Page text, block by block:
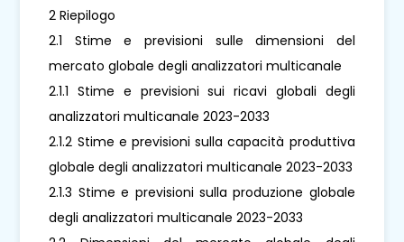
2 Riepilogo
2.1 Stime e previsioni sulle dimensioni del
mercato globale degli analizzatori multicanale
2.1.1 Stime e previsioni sui ricavi globali degli
analizzatori multicanale 2023-2033
2.1.2 Stime e previsioni sulla capacità produttiva
globale degli analizzatori multicanale 2023-2033
2.1.3 Stime e previsioni sulla produzione globale
degli analizzatori multicanale 2023-2033